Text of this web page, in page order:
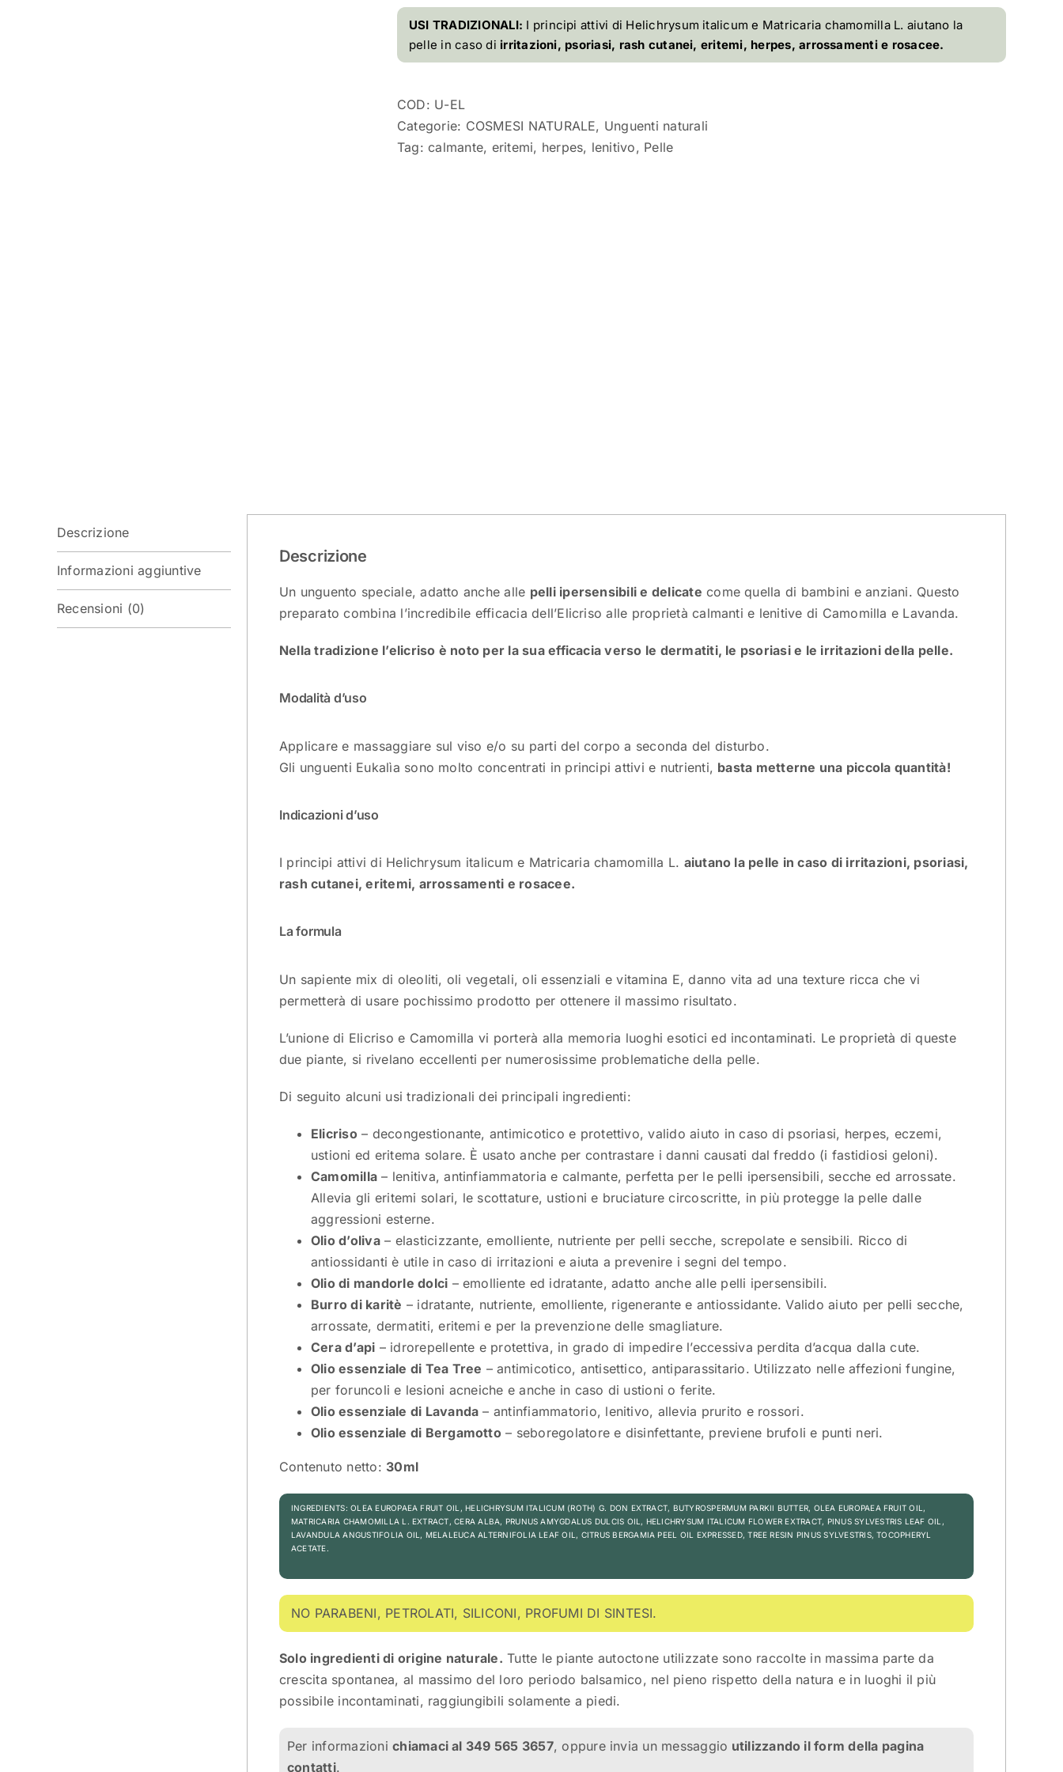
USI TRADIZIONALI: I principi attivi di Helichrysum italicum e Matricaria chamomilla L. aiutano la
pelle in caso diirritazioni, psoriasi, rash cutanei, eritemi, herpes, arrossamenti e rosacee.
COD: U-EL
Categorie: COSMESI NATURALE, Unguenti naturali
Tag:calmante, eritemi, herpes, lenitivo, Pelle
Descrizione
Informazioni aggiuntive
Recensioni (0)
Descrizione
Un unguento speciale, adatto anche alle pelli ipersensibili e delicate come quella di bambini e anziani. Questo
preparato combina l’incredibile efficacia dell’Elicriso alle proprietà calmanti e lenitive di Camomilla e Lavanda.
Nella tradizione l’elicriso è noto per la sua efficacia verso le dermatiti, le psoriasi e le irritazioni della pelle.
Modalità d’uso
Applicare e massaggiare sul viso e/o su parti del corpo a seconda del disturbo.
Gli unguenti Eukalìa sono molto concentrati in principi attivi e nutrienti, basta metterne una piccola quantità!
Indicazioni d’uso
I principi attivi di Helichrysum italicum e Matricaria chamomilla L. aiutano la pelle in caso di irritazioni, psoriasi,
rash cutanei, eritemi, arrossamenti e rosacee.
La formula
Un sapiente mix di oleoliti, oli vegetali, oli essenziali e vitamina E, danno vita ad una texture ricca che vi
permetterà di usare pochissimo prodotto per ottenere il massimo risultato.
L’unione di Elicriso e Camomilla vi porterà alla memoria luoghi esotici ed incontaminati. Le proprietà di queste
due piante, si rivelano eccellenti per numerosissime problematiche della pelle.
Di seguito alcuni usi tradizionali dei principali ingredienti:
Elicriso– decongestionante, antimicotico e protettivo, valido aiuto in caso di psoriasi, herpes, eczemi,
ustioni ed eritema solare. È usato anche per contrastare i danni causati dal freddo (i fastidiosi geloni).
Camomilla – lenitiva, antinfiammatoria e calmante, perfetta per le pelli ipersensibili, secche ed arrossate.
Allevia gli eritemi solari, le scottature, ustioni e bruciature circoscritte, in più protegge la pelle dalle
aggressioni esterne.
Olio d’oliva– elasticizzante, emolliente, nutriente per pelli secche, screpolate e sensibili. Ricco di
antiossidanti è utile in caso di irritazioni e aiuta a prevenire i segni del tempo.
Olio di mandorle dolci – emolliente ed idratante, adatto anche alle pelli ipersensibili.
Burro di karitè – idratante, nutriente, emolliente, rigenerante e antiossidante. Valido aiuto per pelli secche,
arrossate, dermatiti, eritemi e per la prevenzione delle smagliature.
Cera d’api – idrorepellente e protettiva, in grado di impedire l’eccessiva perdita d’acqua dalla cute.
Olio essenziale di Tea Tree – antimicotico, antisettico, antiparassitario. Utilizzato nelle affezioni fungine,
per foruncoli e lesioni acneiche e anche in caso di ustioni o ferite.
Olio essenziale di Lavanda – antinfiammatorio, lenitivo, allevia prurito e rossori.
Olio essenziale di Bergamotto– seboregolatore e disinfettante, previene brufoli e punti neri.
Contenuto netto: 30ml
INGREDIENTS: OLEA EUROPAEA FRUIT OIL, HELICHRYSUM ITALICUM (ROTH) G. DON EXTRACT, BUTYROSPERMUM PARKII BUTTER, OLEA EUROPAEA FRUIT OIL,
MATRICARIA CHAMOMILLA L. EXTRACT, CERA ALBA, PRUNUS AMYGDALUS DULCIS OIL, HELICHRYSUM ITALICUM FLOWER EXTRACT, PINUS SYLVESTRIS LEAF OIL,
LAVANDULA ANGUSTIFOLIA OIL, MELALEUCA ALTERNIFOLIA LEAF OIL, CITRUS BERGAMIA PEEL OIL EXPRESSED, TREE RESIN PINUS SYLVESTRIS, TOCOPHERYL
ACETATE.
NO PARABENI, PETROLATI, SILICONI, PROFUMI DI SINTESI.
Solo ingredienti di origine naturale. Tutte le piante autoctone utilizzate sono raccolte in massima parte da
crescita spontanea, al massimo del loro periodo balsamico, nel pieno rispetto della natura e in luoghi il più
possibile incontaminati, raggiungibili solamente a piedi.
Per informazionichiamaci al 349 565 3657, oppure invia un messaggio utilizzando ilform della pagina
contatti.